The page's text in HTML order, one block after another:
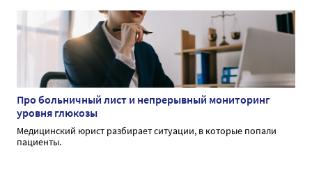
Про больничный лист и непрерывный мониторинг
уровня глюкозы
Медицинский юрист разбирает ситуации, в которые попали
пациенты.